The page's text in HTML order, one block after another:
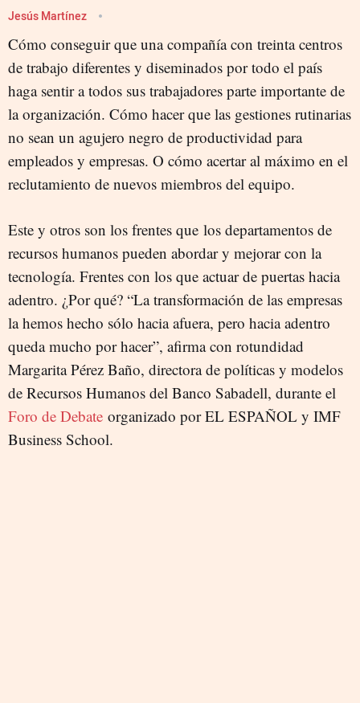
Jesús Martínez
Cómo conseguir que una compañía con treinta centros
de trabajo diferentes y diseminados por todo el país
haga sentir a todos sus trabajadores parte importante de
la organización. Cómo hacer que las gestiones rutinarias
no sean un agujero negro de productividad para
empleados y empresas. O cómo acertar al máximo en el
reclutamiento de nuevos miembros del equipo.
Este y otros son los frentes que los departamentos de
recursos humanos pueden abordar y mejorar con la
tecnología. Frentes con los que actuar de puertas hacia
adentro. ¿Por qué? “La transformación de las empresas
la hemos hecho sólo hacia afuera, pero hacia adentro
queda mucho por hacer”, afirma con rotundidad
Margarita Pérez Baño, directora de políticas y modelos
de Recursos Humanos del Banco Sabadell, durante el
Foro de Debate organizado por EL ESPAÑOL y IMF
Business School.